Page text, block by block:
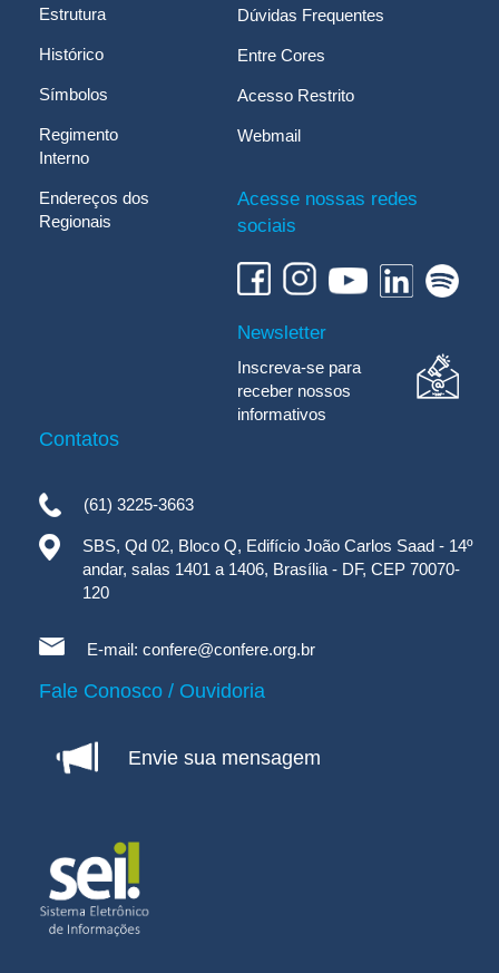
Estrutura
Histórico
Símbolos
Regimento
Interno
Endereços dos
Regionais
Dúvidas Frequentes
Entre Cores
Acesso Restrito
Webmail
Acesse nossas redes
sociais
Newsletter
Inscreva-se para
receber nossos
informativos
Contatos
(61) 3225-3663
SBS, Qd 02, Bloco Q, Edifício João Carlos Saad - 14º
andar, salas 1401 a 1406, Brasília - DF, CEP 70070-
120
E-mail: confere@confere.org.br
Fale Conosco / Ouvidoria
Envie sua mensagem